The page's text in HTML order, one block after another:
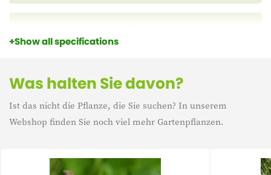
Höhe 55 cm
Show all specifications
Was halten Sie davon?
Ist das nicht die Pflanze, die Sie suchen? In unserem
Webshop finden Sie noch viel mehr Gartenpflanzen.